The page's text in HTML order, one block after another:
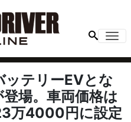
ッテリーEVとな
場。車両価格は
万4000円に設定